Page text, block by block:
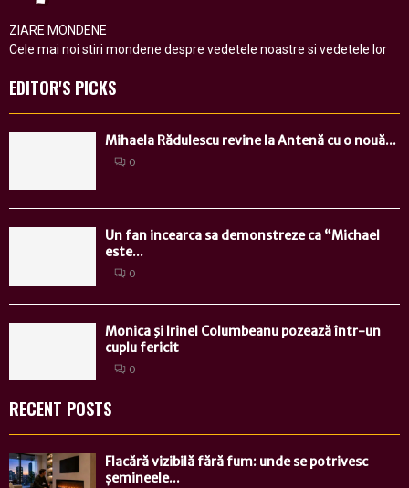
ZIARE MONDENE
Cele mai noi stiri mondene despre vedetele noastre si vedetele lor
EDITOR'S PICKS
Mihaela Rădulescu revine la Antenă cu o nouă...
0
Un fan incearca sa demonstreze ca “Michael
este...
0
Monica şi Irinel Columbeanu pozează într-un
cuplu fericit
0
RECENT POSTS
Flacără vizibilă fără fum: unde se potrivesc
șemineele...